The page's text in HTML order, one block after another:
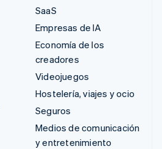
SaaS
Empresas de IA
Economía de los
creadores
Videojuegos
Hostelería, viajes y ocio
Seguros
Medios de comunicación
y entretenimiento